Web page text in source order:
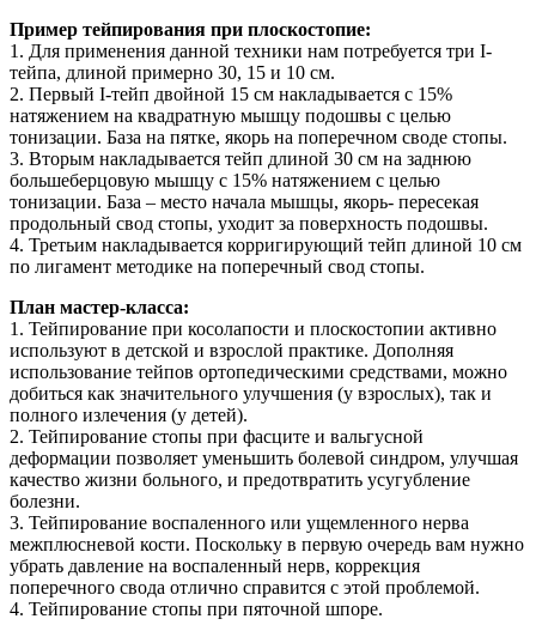
Пример тейпирования при плоскостопие:
1. Для применения данной техники нам потребуется три I-
тейпа, длиной примерно 30, 15 и 10 см.
2. Первый I-тейп двойной 15 см накладывается с 15%
натяжением на квадратную мышцу подошвы с целью
тонизации. База на пятке, якорь на поперечном своде стопы.
3. Вторым накладывается тейп длиной 30 см на заднюю
большеберцовую мышцу с 15% натяжением с целью
тонизации. База – место начала мышцы, якорь- пересекая
продольный свод стопы, уходит за поверхность подошвы.
4. Третьим накладывается корригирующий тейп длиной 10 см
по лигамент методике на поперечный свод стопы.
План мастер-класса:
1. Тейпирование при косолапости и плоскостопии активно
используют в детской и взрослой практике. Дополняя
использование тейпов ортопедическими средствами, можно
добиться как значительного улучшения (у взрослых), так и
полного излечения (у детей).
2. Тейпирование стопы при фасците и вальгусной
деформации позволяет уменьшить болевой синдром, улучшая
качество жизни больного, и предотвратить усугубление
болезни.
3. Тейпирование воспаленного или ущемленного нерва
межплюсневой кости. Поскольку в первую очередь вам нужно
убрать давление на воспаленный нерв, коррекция
поперечного свода отлично справится с этой проблемой.
4. Тейпирование стопы при пяточной шпоре.